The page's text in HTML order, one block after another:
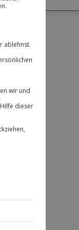
für alle Erlebnisse einlösbar.
verlängerbar.